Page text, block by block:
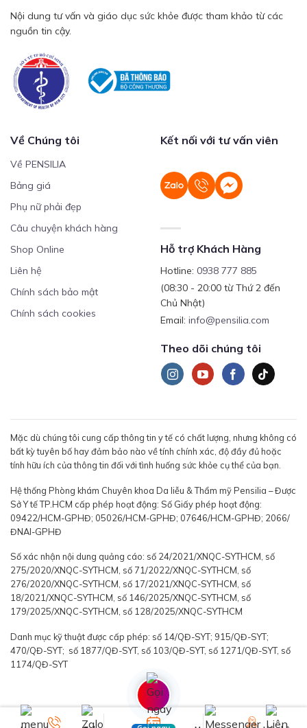
Nội dung tư vấn và giáo dục sức khỏe được tham khảo từ các
nguồn tin cậy.
Về Chúng tôi
Về PENSILIA
Bảng giá
Phụ nữ phải đẹp
Câu chuyện khách hàng
Shop Online
Liên hệ
Chính sách bảo mật
Chính sách cookies
Kết nối với tư vấn viên
Hỗ trợ Khách Hàng
Hotline: 0938 777 885
(08:30 - 20:00 từ Thứ 2 đến
Chủ Nhật)
Email: info@pensilia.com
Theo dõi chúng tôi
Mặc dù chúng tôi cung cấp thông tin y tế có chất lượng, nhưng không có
bất kỳ tuyên bố hay đảm bảo nào về tính chính xác, độ đầy đủ hoặc
tính hữu ích của thông tin đối với tình huống sức khỏe cụ thể của bạn.
Hệ thống Phòng khám Chuyên khoa Da liễu & Thẩm mỹ Pensilia – Được
Sở Y tế TP.HCM cấp phép hoạt động: Số Giấy phép hoạt động:
09422/HCM-GPHĐ; 05026/HCM-GPHĐ; 07646/HCM-GPHĐ; 2066/
ĐNAI-GPHĐ
Số xác nhận nội dung quảng cáo: số 24/2021/XNQC-SYTHCM, số
275/2020/XNQC-SYTHCM, số 71/2022/XNQC-SYTHCM, số
276/2020/XNQC-SYTHCM, số 17/2021/XNQC-SYTHCM, số
18/2021/XNQC-SYTHCM, số 146/2025/XNQC-SYTHCM, số
179/2025/XNQC-SYTHCM, số 128/2025/XNQC-SYTHCM
Danh mục kỹ thuật được cấp phép: số 14/QĐ-SYT; 915/QĐ-SYT;
470/QĐ-SYT; số 1877/QĐ-SYT, số 103/QĐ-SYT, số 1271/QĐ-SYT, số
1174/QĐ-SYT